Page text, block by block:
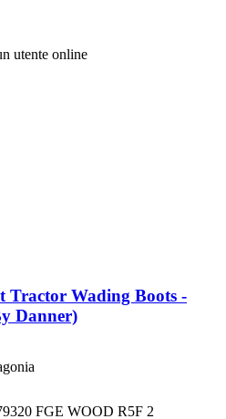
utente online
Tractor Wading Boots -
Danner)